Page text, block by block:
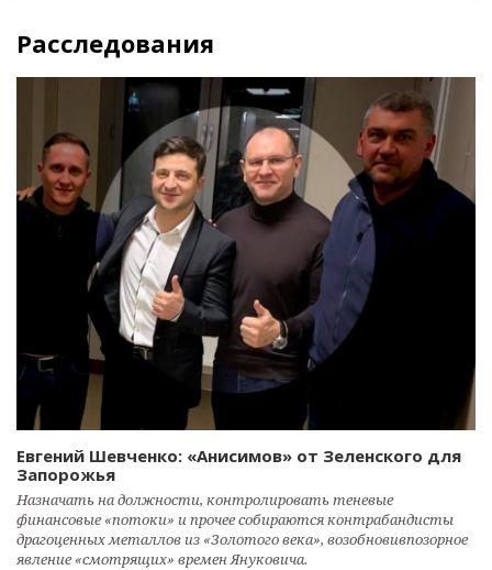
Расследования
Евгений Шевченко: «Анисимов» от Зеленского для
Запорожья
Назначать на должности, контролировать теневые
финансовые «потоки» и прочее собираются контрабандисты
драгоценных металлов из «Золотого века», возобновивпозорное
явление «смотрящих» времен Януковича.